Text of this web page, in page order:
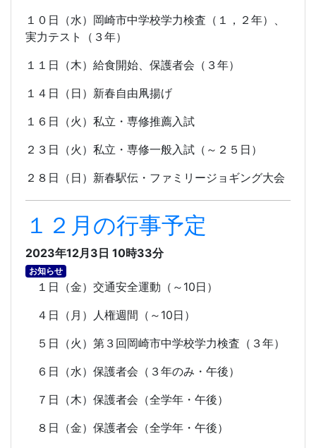
１０日（水）岡崎市中学校学力検査（１，２年）、
実力テスト（３年）
１１日（木）給食開始、保護者会（３年）
１４日（日）新春自由凧揚げ
１６日（火）私立・専修推薦入試
２３日（火）私立・専修一般入試（～２５日）
２８日（日）新春駅伝・ファミリージョギング大会
１２月の行事予定
2023年12月3日 10時33分
お知らせ
１日（金）交通安全運動（～ 10日）
４日（月）人権週間（～ 10日）
５日（火）第３回岡崎市中学校学力検査（３年）
６日（水）保護者会（３年のみ・午後）
７日（木）保護者会（全学年・午後）
８日（金）保護者会（全学年・午後）